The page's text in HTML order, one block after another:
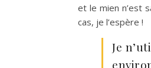
et le mien n’est
cas, je l’espère !
Je